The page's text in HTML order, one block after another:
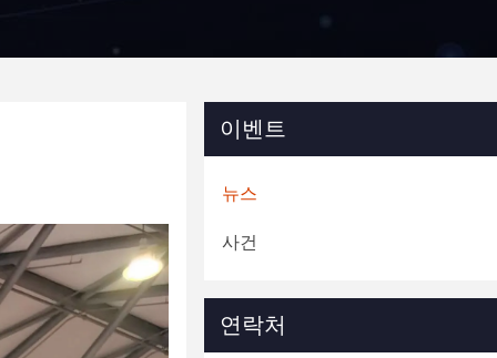
이벤트
뉴스
사건
연락처